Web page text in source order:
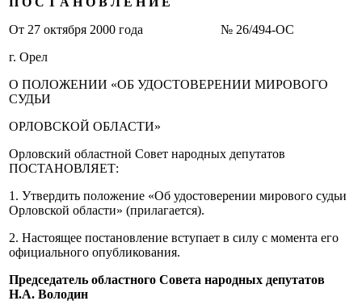
От 27 октября 2000 года № 26/494-ОС
г. Орел
О ПОЛОЖЕНИИ «ОБ УДОСТОВЕРЕНИИ МИРОВОГО
СУДЬИ
ОРЛОВСКОЙ ОБЛАСТИ»
Орловский областной Совет народных депутатов
ПОСТАНОВЛЯЕТ:
1. Утвердить положение «Об удостоверении мирового судьи
Орловской области» (прилагается).
2. Настоящее постановление вступает в силу с момента его
официального опубликования.
Председатель областного Совета народных депутатов
Н.А. Володин